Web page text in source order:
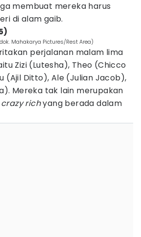
membuat mereka harus
di alam gaib.
Mahakarya Pictures/Rest Area)
perjalanan malam lima
Zizi (Lutesha), Theo (Chicco
(Ajil Ditto), Ale (Julian Jacob),
Mereka tak lain merupakan
crazy richyang berada dalam